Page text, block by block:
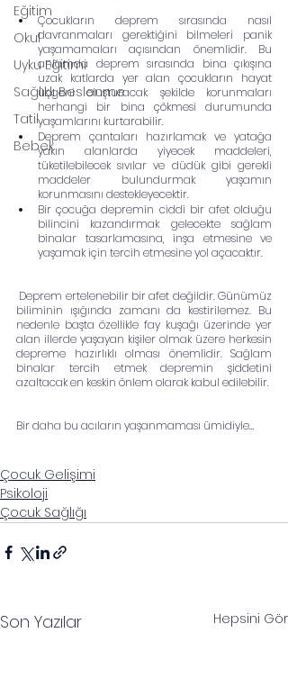
Eğitim
Okul
Uyku Eğitimi
Sağlıklı Beslenme
Tatil
Bebek
Çocukların deprem sırasında nasıl
davranmaları gerektiğini bilmeleri panik
yaşamamaları açısından önemlidir. Bu
anlamda deprem sırasında bina çıkışına
uzak katlarda yer alan çocukların hayat
üçgeni oluşturacak şekilde korunmaları
herhangi bir bina çökmesi durumunda
yaşamlarını kurtarabilir.
Deprem çantaları hazırlamak ve yatağa
yakın alanlarda yiyecek maddeleri,
tüketilebilecek sıvılar ve düdük gibi gerekli
maddeler bulundurmak yaşamın
korunmasını destekleyecektir.
Bir çocuğa depremin ciddi bir afet olduğu
bilincini kazandırmak gelecekte sağlam
binalar tasarlamasına, inşa etmesine ve
yaşamak için tercih etmesine yol açacaktır.
biliminin ışığında zamanı da kestirilemez. Bu
nedenle başta özellikle fay kuşağı üzerinde yer
alan illerde yaşayan kişiler olmak üzere herkesin
depreme hazırlıklı olması önemlidir. Sağlam
binalar tercih etmek depremin şiddetini
azaltacak en keskin önlem olarak kabul edilebilir.
Bir daha bu acıların yaşanmaması ümidiyle…
Çocuk Gelişimi
Psikoloji
Çocuk Sağlığı
Son Yazılar Hepsini Gör